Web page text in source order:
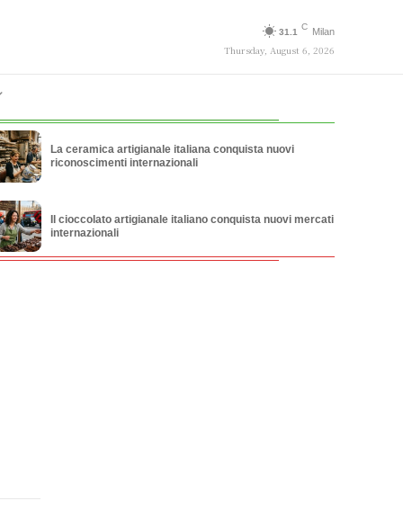
31.1
C Milan
Thursday, August 6, 2026
La ceramica artigianale italiana conquista nuovi
riconoscimenti internazionali
Il cioccolato artigianale italiano conquista nuovi mercati
internazionali